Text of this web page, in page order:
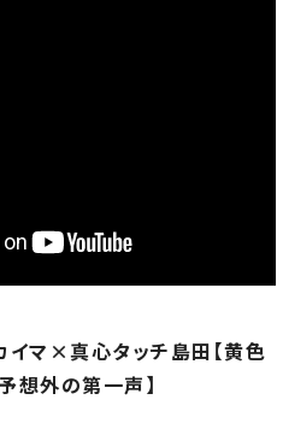
マ×真心タッチ島田【黄色
想外の第一声】